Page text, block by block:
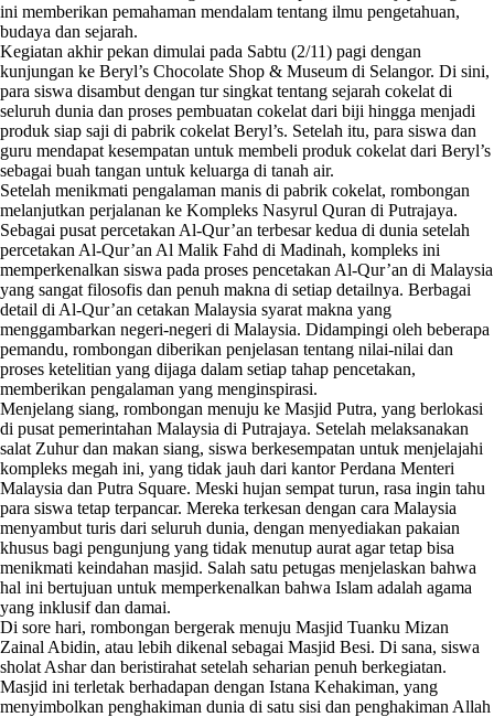
ini memberikan pemahaman mendalam tentang ilmu pengetahuan,
budaya dan sejarah.
Kegiatan akhir pekan dimulai pada Sabtu (2/11) pagi dengan
kunjungan ke Beryl’s Chocolate Shop & Museum di Selangor. Di sini,
para siswa disambut dengan tur singkat tentang sejarah cokelat di
seluruh dunia dan proses pembuatan cokelat dari biji hingga menjadi
produk siap saji di pabrik cokelat Beryl’s. Setelah itu, para siswa dan
guru mendapat kesempatan untuk membeli produk cokelat dari Beryl’s
sebagai buah tangan untuk keluarga di tanah air.
Setelah menikmati pengalaman manis di pabrik cokelat, rombongan
melanjutkan perjalanan ke Kompleks Nasyrul Quran di Putrajaya.
Sebagai pusat percetakan Al-Qur’an terbesar kedua di dunia setelah
percetakan Al-Qur’an Al Malik Fahd di Madinah, kompleks ini
memperkenalkan siswa pada proses pencetakan Al-Qur’an di Malaysia
yang sangat filosofis dan penuh makna di setiap detailnya. Berbagai
detail di Al-Qur’an cetakan Malaysia syarat makna yang
menggambarkan negeri-negeri di Malaysia. Didampingi oleh beberapa
pemandu, rombongan diberikan penjelasan tentang nilai-nilai dan
proses ketelitian yang dijaga dalam setiap tahap pencetakan,
memberikan pengalaman yang menginspirasi.
Menjelang siang, rombongan menuju ke Masjid Putra, yang berlokasi
di pusat pemerintahan Malaysia di Putrajaya. Setelah melaksanakan
salat Zuhur dan makan siang, siswa berkesempatan untuk menjelajahi
kompleks megah ini, yang tidak jauh dari kantor Perdana Menteri
Malaysia dan Putra Square. Meski hujan sempat turun, rasa ingin tahu
para siswa tetap terpancar. Mereka terkesan dengan cara Malaysia
menyambut turis dari seluruh dunia, dengan menyediakan pakaian
khusus bagi pengunjung yang tidak menutup aurat agar tetap bisa
menikmati keindahan masjid. Salah satu petugas menjelaskan bahwa
hal ini bertujuan untuk memperkenalkan bahwa Islam adalah agama
yang inklusif dan damai.
Di sore hari, rombongan bergerak menuju Masjid Tuanku Mizan
Zainal Abidin, atau lebih dikenal sebagai Masjid Besi. Di sana, siswa
sholat Ashar dan beristirahat setelah seharian penuh berkegiatan.
Masjid ini terletak berhadapan dengan Istana Kehakiman, yang
menyimbolkan penghakiman dunia di satu sisi dan penghakiman Allah